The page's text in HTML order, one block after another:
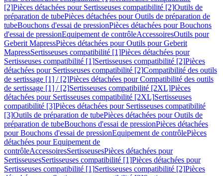
[2]Pièces détachées pour Sertisseuses compatibilité [2]Outils de
préparation de tubePièces détachées pour Outils de préparation de
tubeBouchons d'essai de pressionPièces détachées pour Bouchons
d'essai de pressionEquipement de contrôleAccessoiresOutils pour
Geberit MapressPièces détachées pour Outils pour Geberit
MapressSertisseuses compatibilité [1]Pièces détachées pour
Sertisseuses compatibilité [1]Sertisseuses compatibilité [2]Pièces
détachées pour Sertisseuses compatibilité [2]Compatibilité des outils
de sertissage [1] / [2]Pièces détachées pour Compatibilité des outils
de sertissage [1] / [2]Sertisseuses compatibilité [2XL]Pièces
détachées pour Sertisseuses compatibilité [2XL]Sertisseuses
compatibilité [3]Pièces détachées pour Sertisseuses compatibilité
[3]Outils de préparation de tubePièces détachées pour Outils de
préparation de tubeBouchons d'essai de pressionPièces détachées
pour Bouchons d'essai de pressionEquipement de contrôlePièces
détachées pour Equipement de
contrôleAccessoiresSertisseusesPièces détachées pour
SertisseusesSertisseuses compatibilité [1]Pièces détachées pour
Sertisseuses compatibilité [1]Sertisseuses compatibilité [2]Pièces